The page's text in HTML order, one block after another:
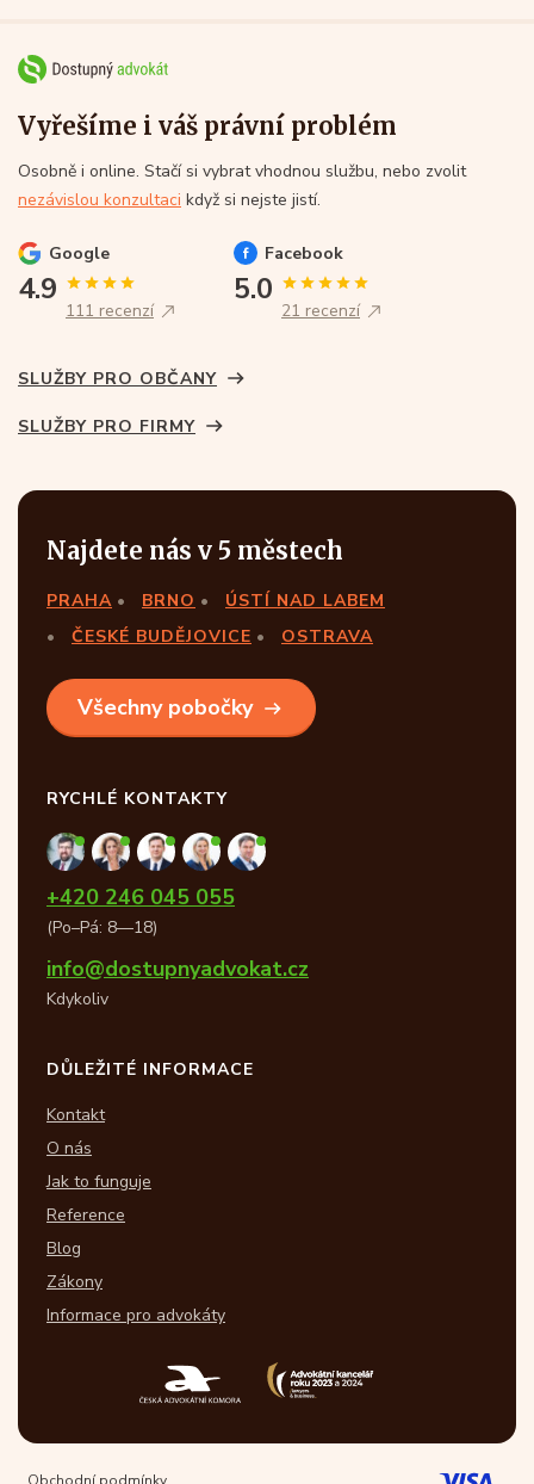
Vyřešíme i váš právní problém
Osobně i online. Stačí si vybrat vhodnou službu, nebo zvolit
nezávislou konzultaci když si nejste jistí.
Google
4.9
111 recenzí
Facebook
5.0
21 recenzí
SLUŽBY PRO OBČANY
SLUŽBY PRO FIRMY
Najdete nás v 5 městech
PRAHA BRNO
ÚSTÍ NAD LABEM
ČESKÉ BUDĚJOVICE
OSTRAVA
Všechny pobočky
RYCHLÉ KONTAKTY
+420 246 045 055
(Po–Pá: 8—18)
info@dostupnyadvokat.cz
Kdykoliv
DŮLEŽITÉ INFORMACE
Kontakt
O nás
Jak to funguje
Reference
Blog
Zákony
Informace pro advokáty